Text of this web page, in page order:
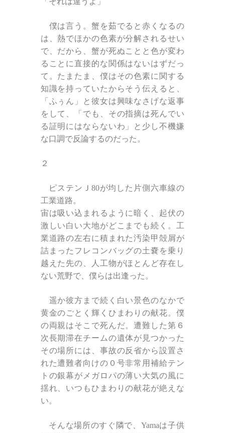
僕は言う。蟹を茹でると赤くなるの
は、熱でほかの色素が分解されるせい
で、だから、蟹が死ぬことと色が変わ
ることに直接的な関係はないはずだっ
て。たまたま、僕はその色素に関する
知識を持っていたからそう伝えると、
「ふぅん」と彼女は興味なさげな返事
をして、「でも、その指摘は死んでい
る証明にはならないわ」と少し不機嫌
な口調で反論するのだった。
２
ピステンＪ 80が均した片側六車線の
工業道路。
宙は吸い込まれるように暗く、起伏の
激しい白い大地がどこまでも続く。工
業道路の左右に積まれた汚染甲殻屑が
詰まったフレコンバッグの土嚢を乗り
越えた先の、人工物がほとんど存在し
ない荒野で、僕らは出逢った。
遥か彼方まで続く白い景色のなかで
黄金のごとく輝くひまわりの献花。僕
の両親はそこで死んだ。遭難した第６
次長期滞在チームの遺体が見つかった
その場所には、事故の反省から設置さ
れた遭難者向けの０号非常用補給テン
トの銀幕がメガロパの薄い大気の風に
揺れ、いつもひまわりの献花が絶えな
い。
そんな場所のすぐ隣で、Yamaは子供